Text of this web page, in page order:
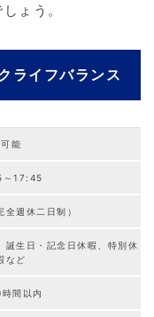
ょう。
ライフバランス
可能
17:45
全週休二日制）
誕生日・記念日休暇、特別休
など
間以内